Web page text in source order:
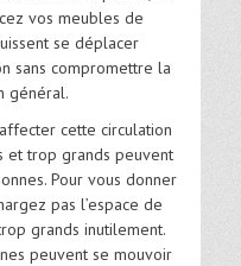
vos meubles de
se déplacer
sans compromettre la
général.
cette circulation
et trop grands peuvent
Pour vous donner
pas l’espace de
grands inutilement.
peuvent se mouvoir